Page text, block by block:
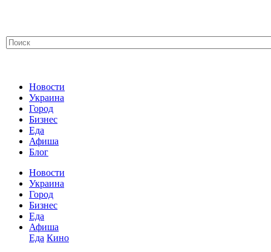
Новости
Украина
Город
Бизнес
Еда
Афиша
Блог
Новости
Украина
Город
Бизнес
Еда
Афиша
Еда Кино